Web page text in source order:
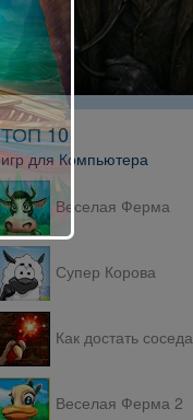
ТОП 10
игр для Компьютера
Веселая Ферма
Супер Корова
Как достать соседа
Веселая Ферма 2